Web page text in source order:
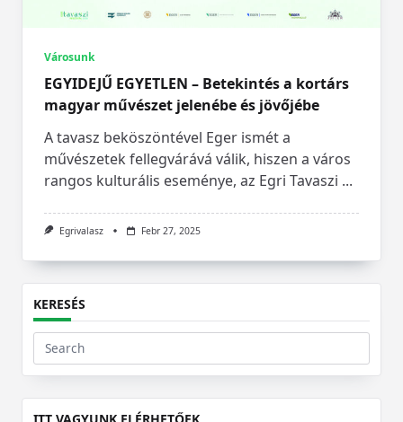
Városunk
EGYIDEJŰ EGYETLEN – Betekintés a kortárs
magyar művészet jelenébe és jövőjébe
A tavasz beköszöntével Eger ismét a
művészetek fellegvárává válik, hiszen a város
rangos kulturális eseménye, az Egri Tavaszi ...
Egrivalasz Febr 27, 2025
KERESÉS
Search
for:
ITT VAGYUNK ELÉRHETŐEK